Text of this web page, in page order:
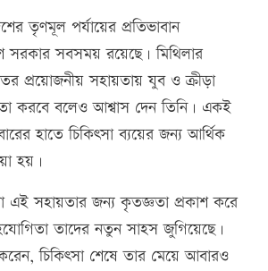
তৃণমূল পর্যায়ের প্রতিভাবান
সরকার সবসময় রয়েছে। মিথিলার
প্রয়োজনীয় সহায়তায় যুব ও ক্রীড়া
করবে বলেও আশ্বাস দেন তিনি। একই
হাতে চিকিৎসা ব্যয়ের জন্য আর্থিক
হয়।
এই সহায়তার জন্য কৃতজ্ঞতা প্রকাশ করে
তাদের নতুন সাহস জুগিয়েছে।
চিকিৎসা শেষে তার মেয়ে আবারও